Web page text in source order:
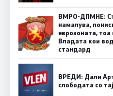
ВМРО-ДПМНЕ:
намалува,
еврозоната,
Владата кои
стандард
ВРЕДИ: Дали
слободата со